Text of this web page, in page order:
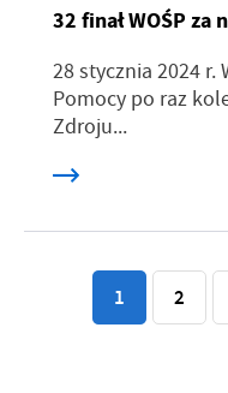
32 finał WOŚP za
28 stycznia 2024 r.
Pomocy po raz
Zdroju...
1 2